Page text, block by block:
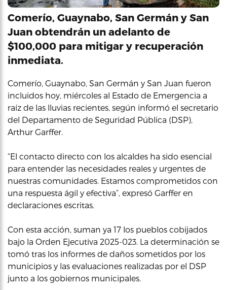
Comerío, Guaynabo, San Germán y San
Juan obtendrán un adelanto de
$100,000 para mitigar y recuperación
inmediata.
Comerío, Guaynabo, San Germán y San Juan fueron
incluidos hoy, miércoles al Estado de Emergencia a
raíz de las lluvias recientes, según informó el secretario
del Departamento de Seguridad Pública (DSP),
Arthur Garffer.
“El contacto directo con los alcaldes ha sido esencial
para entender las necesidades reales y urgentes de
nuestras comunidades. Estamos comprometidos con
una respuesta ágil y efectiva”, expresó Garffer en
declaraciones escritas.
Con esta acción, suman ya 17 los pueblos cobijados
bajo la Orden Ejecutiva 2025-023. La determinación se
tomó tras los informes de daños sometidos por los
municipios y las evaluaciones realizadas por el DSP
junto a los gobiernos municipales.